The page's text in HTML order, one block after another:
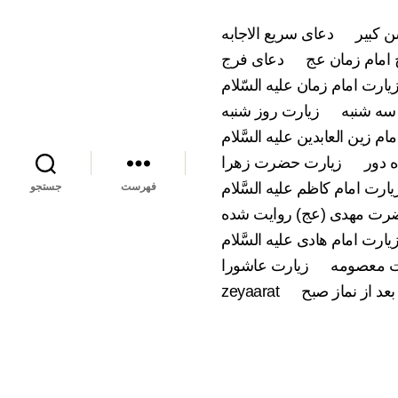
کبیر
دعای سریع الاجابه
امام زمان عج
دعای فرج
زیارت امام زمان علیه السّلام
سه شنبه
زیارت روز شنبه
زین العابدین علیه السَّلام
دور
زیارت حضرت زهرا
امام کاظم علیه السَّلام
مهدی (عج) روایت شده
زیارت امام هادی علیه السَّلام
معصومه
زیارت عاشورا
از نماز صبح zeyaarat
فهرست جستجو